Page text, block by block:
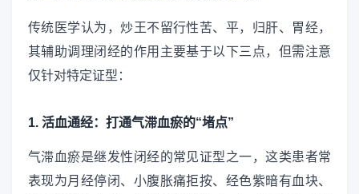
传统医学认为，炒王不留行性苦、平，归肝、胃经，
其辅助调理闭经的作用主要基于以下三点，但需注意
仅针对特定证型：
1. 活血通经：打通气滞血瘀的“堵点”
气滞血瘀是继发性闭经的常见证型之一，这类患者常
表现为月经停闭、小腹胀痛拒按、经色紫暗有血块、